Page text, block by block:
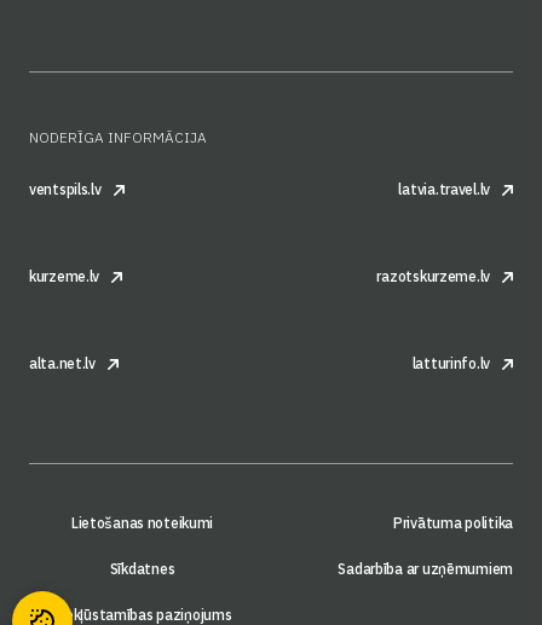
NODERĪGA INFORMĀCIJA
ventspils.lv latvia.travel.lv
kurzeme.lv razotskurzeme.lv
alta.net.lv latturinfo.lv
Lietošanas noteikumi Privātuma politika
Sīkdatnes Sadarbība ar uzņēmumiem
Piekļūstamības paziņojums